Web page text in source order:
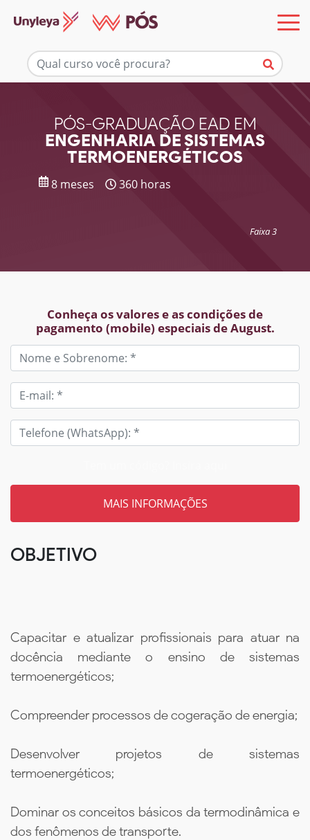
PÓS-GRADUAÇÃO EAD EM
ENGENHARIA DE SISTEMAS
TERMOENERGÉTICOS
8 meses 360 horas
Faixa 3
Conheça os valores e as condições de
pagamento (mobile) especiais de August.
Mais informações
OBJETIVO
Capacitar e atualizar profissionais para atuar na
docência mediante o ensino de sistemas
termoenergéticos;
Compreender processos de cogeração de energia;
Desenvolver projetos de sistemas
termoenergéticos;
Dominar os conceitos básicos da termodinâmica e
dos fenômenos de transporte.